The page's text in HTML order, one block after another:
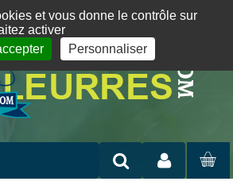
English version
MON
cookies
et vous donne le contrôle sur
activer
Personnaliser